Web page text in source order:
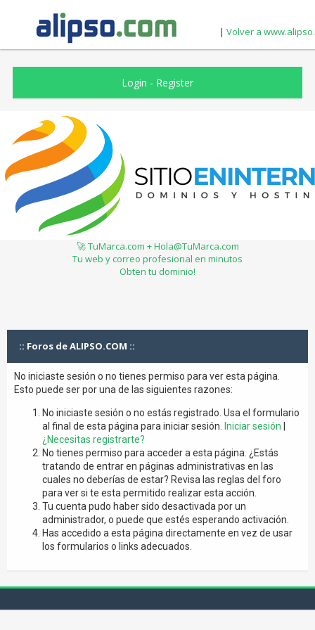
| Volver a
Login - Register
🚀 TuMarca.com + Hola@TuMarca.com
Tu web y correo profesional en minutos
Obten tu dominio!
:: Foros de ALIPSO.COM ::
No iniciaste sesión o no tienes permiso para ver esta página.
Esto puede ser por una de las siguientes razones:
No iniciaste sesión o no estás registrado. Usa el formulario
al final de esta página para iniciar sesión.
Iniciar sesión
¿Necesitas registrarte?
No tienes permiso para acceder a esta página. ¿Estás
tratando de entrar en páginas administrativas en las
cuales no deberías de estar? Revisa las reglas del foro
para ver si te esta permitido realizar esta acción.
Tu cuenta pudo haber sido desactivada por un
administrador, o puede que estés esperando activación.
Has accedido a esta página directamente en vez de usar
los formularios o links adecuados.